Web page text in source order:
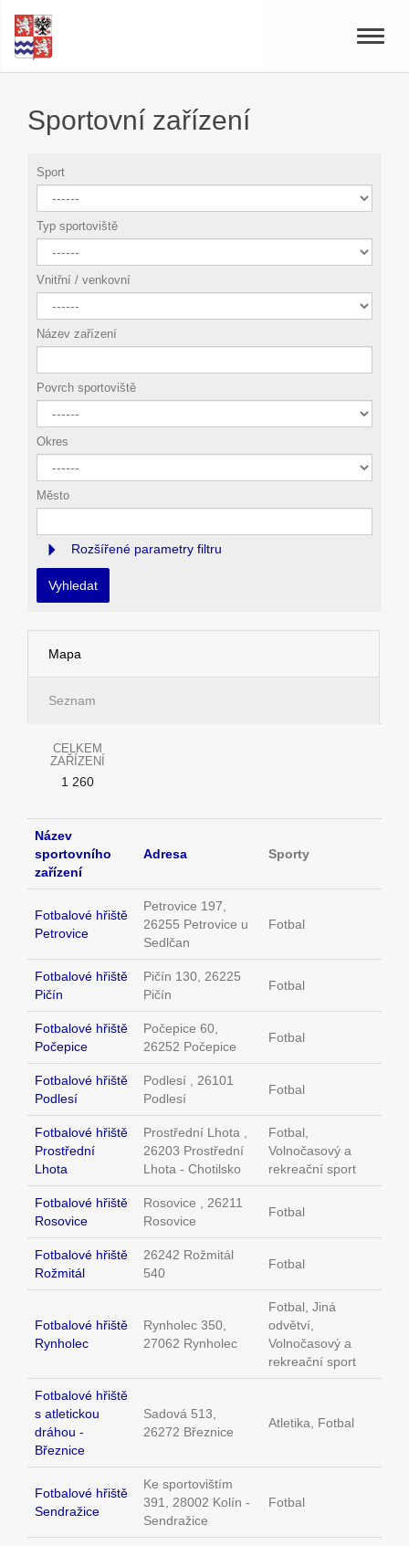
Toggle
Sportovní zařízení
Sport
Typ sportoviště
Vnitřní / venkovní
Název zařízení
Povrch sportoviště
Okres
Město
Rozšířené parametry filtru
Vyhledat
Mapa
Seznam
CELKEM
ZAŘÍZENÍ
1 260
Název
sportovního
zařízení
Adresa Sporty
Fotbalové hřiště
Petrovice
Petrovice 197,
26255 Petrovice u
Sedlčan
Fotbal
Fotbalové hřiště
Pičín
Pičín 130, 26225
Pičín
Fotbal
Fotbalové hřiště
Počepice
Počepice 60,
26252 Počepice
Fotbal
Fotbalové hřiště
Podlesí
Podlesí , 26101
Podlesí
Fotbal
Fotbalové hřiště
Prostřední
Lhota
Prostřední Lhota ,
26203 Prostřední
Lhota - Chotilsko
Fotbal,
Volnočasový a
rekreační sport
Fotbalové hřiště
Rosovice
Rosovice , 26211
Rosovice
Fotbal
Fotbalové hřiště
Rožmitál
26242 Rožmitál
540
Fotbal
Fotbalové hřiště
Rynholec
Rynholec 350,
27062 Rynholec
Fotbal, Jiná
odvětví,
Volnočasový a
rekreační sport
Fotbalové hřiště
s atletickou
dráhou -
Březnice
Sadová 513,
26272 Březnice
Atletika, Fotbal
Fotbalové hřiště
Sendražice
Ke sportovištím
391, 28002 Kolín -
Sendražice
Fotbal